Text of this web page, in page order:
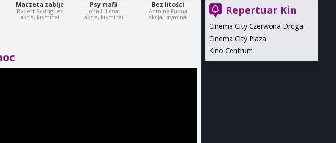
Maczeta zabija
Robert Rodriguez
akcja, kryminał
Psy mafii
John Hillcoat
akcja, kryminał
Bez litości
Antoine Fuqua
akcja, kryminał
Repertuar Kin
Cinema City Czerwona Droga
Cinema City Plaza
Kino Centrum